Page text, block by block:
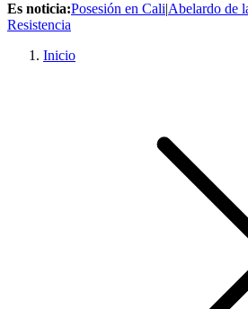
Es noticia:Posesión en Cali|Abelardo de
Resistencia
Inicio